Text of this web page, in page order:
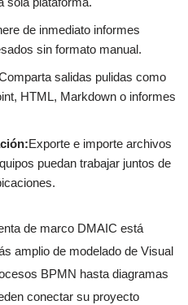
de inmediato informes
sin formato manual.
salidas pulidas como
HTML, Markdown o informes
Exporte e importe archivos
puedan trabajar juntos de
de marco DMAIC está
amplio de modelado de Visual
BPMN hasta diagramas
conectar su proyecto